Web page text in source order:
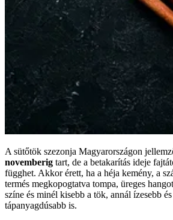
A sütőtök szezonja Magyarországon
novemberig tart, de a betakarítás ideje
függhet. Akkor érett, ha a héja kemény, a
termés megkopogtatva tompa, üreges
színe és minél kisebb a tök, annál ízesebb
tápanyagdúsabb is.